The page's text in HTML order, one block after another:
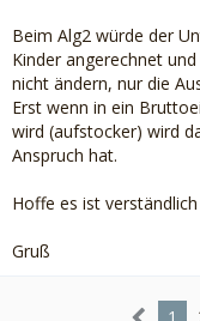
Beim Alg2 würde der
Kinder angerechnet
nicht ändern, nur die
Erst wenn in ein
wird (aufstocker) wird
Anspruch hat.
Hoffe es ist
Gruß